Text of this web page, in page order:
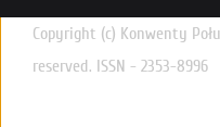
Copyright (c) Konwenty
reserved. ISSN - 2353-8996